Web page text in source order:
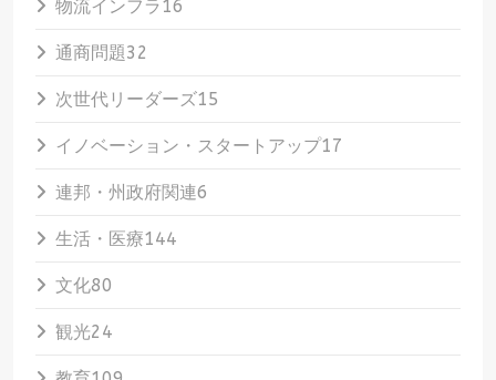
物流インフラ16
通商問題32
次世代リーダーズ15
イノベーション・スタートアップ17
連邦・州政府関連6
生活・医療144
文化80
観光24